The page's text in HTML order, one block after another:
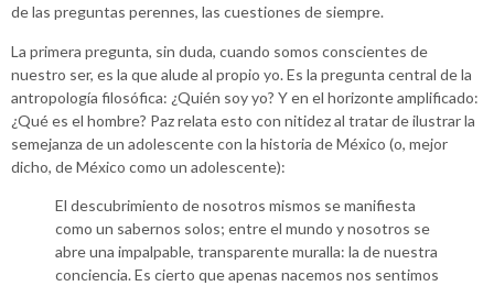
de las preguntas perennes, las cuestiones de siempre.
La primera pregunta, sin duda, cuando somos conscientes de
nuestro ser, es la que alude al propio yo. Es la pregunta central de la
antropología filosófica: ¿Quién soy yo? Y en el horizonte amplificado:
¿Qué es el hombre? Paz relata esto con nitidez al tratar de ilustrar la
semejanza de un adolescente con la historia de México (o, mejor
dicho, de México como un adolescente):
El descubrimiento de nosotros mismos se manifiesta
como un sabernos solos; entre el mundo y nosotros se
abre una impalpable, transparente muralla: la de nuestra
conciencia. Es cierto que apenas nacemos nos sentimos